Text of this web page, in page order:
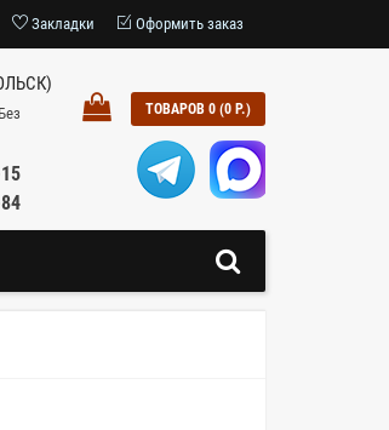
Закладки Оформить заказ
ТОВАРОВ 0 (0 Р.)